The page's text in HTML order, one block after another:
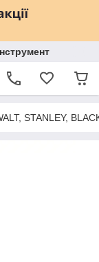
STANLEY,